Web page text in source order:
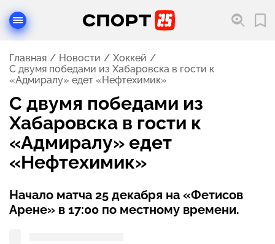
Главная Новости
Хоккей
С двумя победами из Хабаровска в гости к
«Адмиралу» едет «Нефтехимик»
С двумя победами из
Хабаровска в гости к
«Адмиралу» едет
«Нефтехимик»
Начало матча 25 декабря на «Фетисов
Арене» в 17:00 по местному времени.